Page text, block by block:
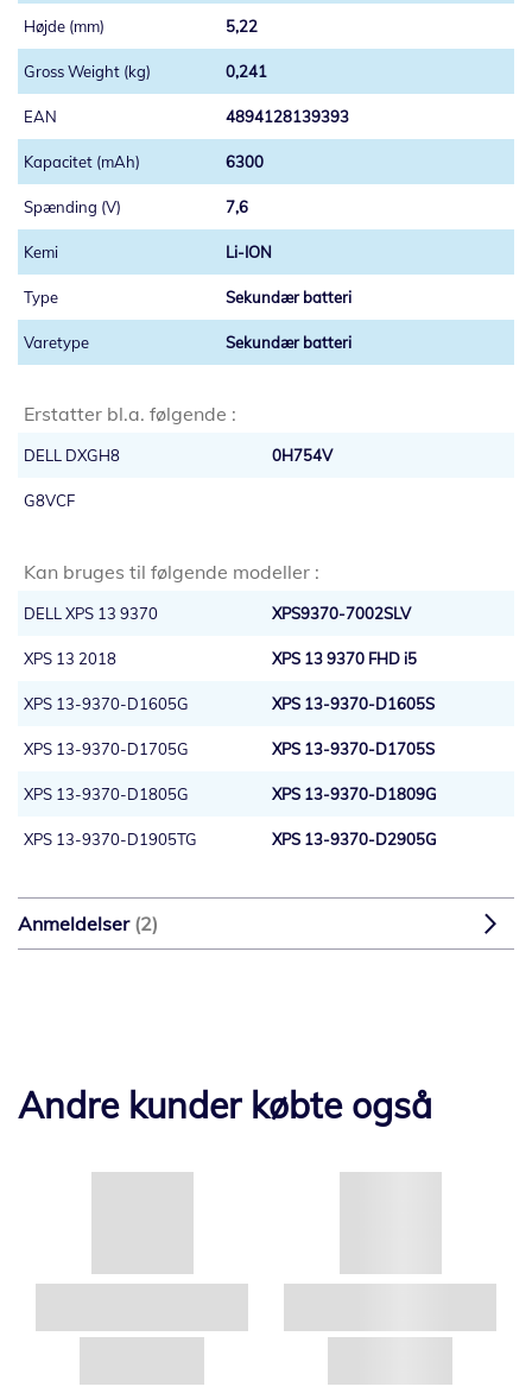
5,22
0,241
4894128139393
6300
7,6
Li-ION
Sekundær batteri
Sekundær batteri
Erstatter bl.a. følgende :
DELL DXGH8 0H754V
G8VCF
Kan bruges til følgende modeller :
DELL XPS 13 9370 XPS9370-7002SLV
XPS 13 2018 XPS 13 9370 FHD i5
XPS 13-9370-D1605G XPS 13-9370-D1605S
XPS 13-9370-D1705G XPS 13-9370-D1705S
XPS 13-9370-D1805G XPS 13-9370-D1809G
XPS 13-9370-D1905TG XPS 13-9370-D2905G
Anmeldelser 2
Andre kunder købte også